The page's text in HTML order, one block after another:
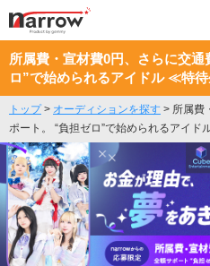
所属費・宣材費0円、さらに交
ロ”で始められるアイドル ≪特
トップ> オーディションを探す > 所属費
ポート。 “負担ゼロ”で始められるアイ